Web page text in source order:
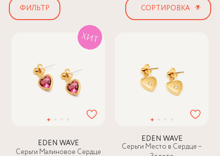
ФИЛЬТР ▾
EDEN WAVE
Серьги Малиновое Сердце
EDEN WAVE
Серьги Место в Сердце –